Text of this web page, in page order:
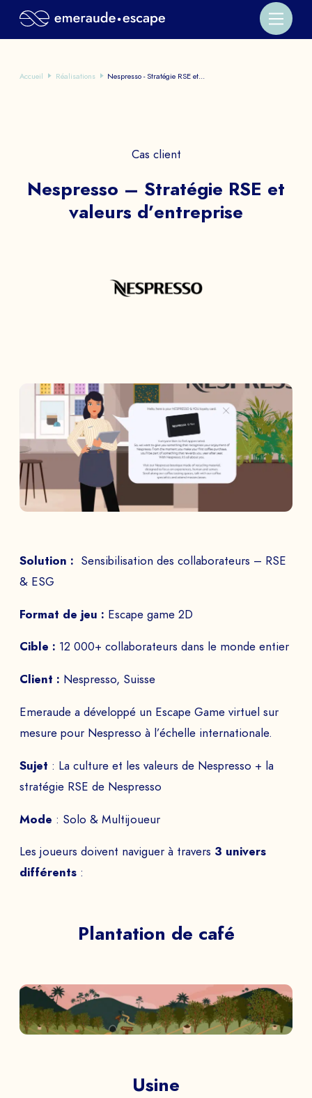
Accueil Réalisations Nespresso - Stratégie RSE et...
Cas client
Nespresso – Stratégie RSE et
valeurs d’entreprise
Solution : Sensibilisation des collaborateurs – RSE
& ESG
Format de jeu : Escape game 2D
Cible : 12 000+ collaborateurs dans le monde entier
Client : Nespresso, Suisse
Emeraude a développé un Escape Game virtuel sur
mesure pour Nespresso à l’échelle internationale.
Sujet : La culture et les valeurs de Nespresso + la
stratégie RSE de Nespresso
Mode : Solo & Multijoueur
Les joueurs doivent naviguer à travers 3 univers
différents :
Plantation de café
Usine